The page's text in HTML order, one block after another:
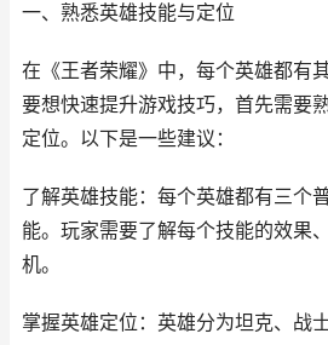
一、熟悉英雄技能与定位
在《王者荣耀》中，每个英雄都有
要想快速提升游戏技巧，首先需要
定位。以下是一些建议：
了解英雄技能：每个英雄都有三个
能。玩家需要了解每个技能的效果
机。
掌握英雄定位：英雄分为坦克、战